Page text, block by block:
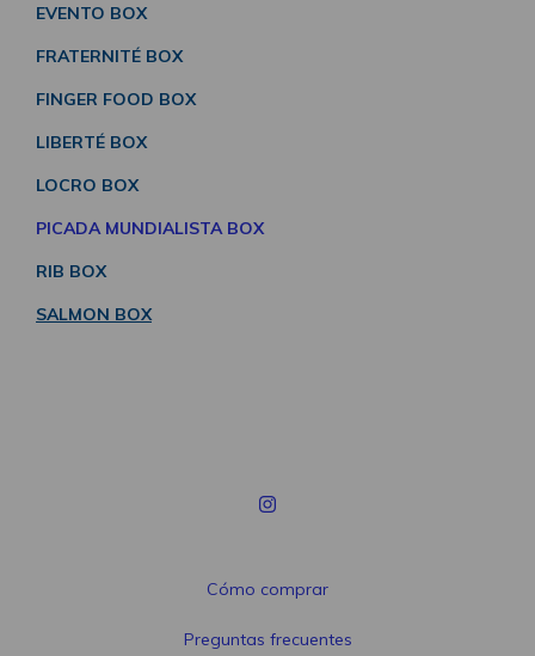
EVENTO BOX
FRATERNITÉ BOX
FINGER FOOD BOX
LIBERTÉ BOX
LOCRO BOX
PICADA MUNDIALISTA BOX
RIB BOX
SALMON BOX
Cómo comprar
Preguntas frecuentes